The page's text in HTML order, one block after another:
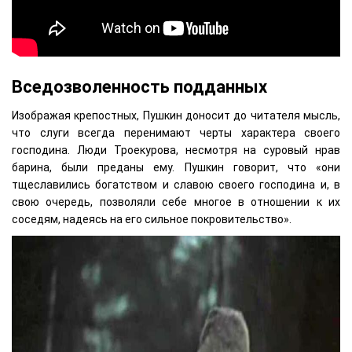
Вседозволенность подданных
Изображая крепостных, Пушкин доносит до читателя мысль,
что слуги всегда перенимают черты характера своего
господина. Люди Троекурова, несмотря на суровый нрав
барина, были преданы ему. Пушкин говорит, что «они
тщеславились богатством и славою своего господина и, в
свою очередь, позволяли себе многое в отношении к их
соседям, надеясь на его сильное покровительство».